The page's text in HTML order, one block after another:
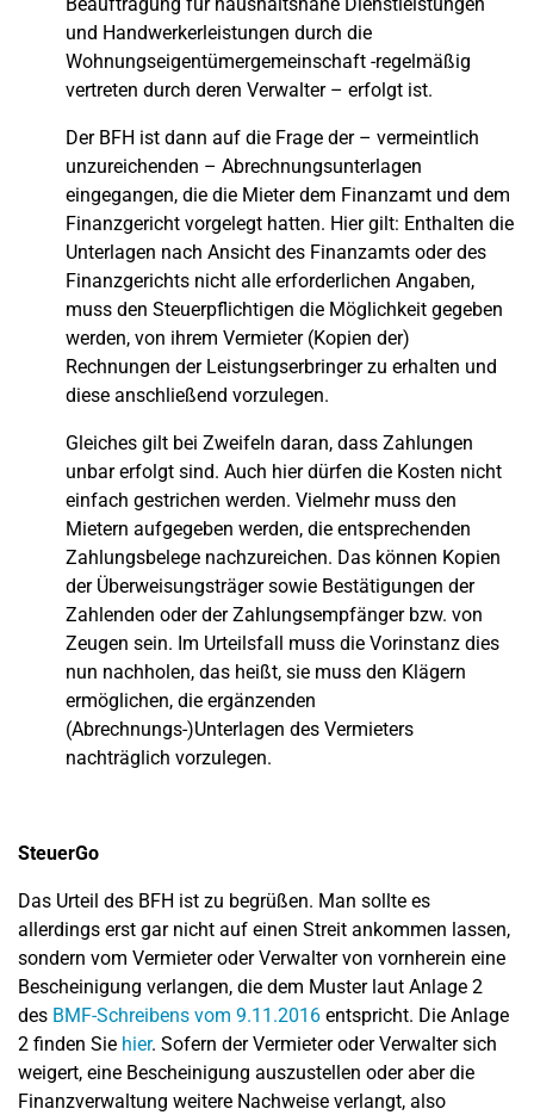
und Handwerkerleistungen durch die
Wohnungseigentümergemeinschaft -regelmäßig
vertreten durch deren Verwalter – erfolgt ist.
Der BFH ist dann auf die Frage der – vermeintlich
unzureichenden – Abrechnungsunterlagen
eingegangen, die die Mieter dem Finanzamt und dem
Finanzgericht vorgelegt hatten. Hier gilt: Enthalten die
Unterlagen nach Ansicht des Finanzamts oder des
Finanzgerichts nicht alle erforderlichen Angaben,
muss den Steuerpflichtigen die Möglichkeit gegeben
werden, von ihrem Vermieter (Kopien der)
Rechnungen der Leistungserbringer zu erhalten und
diese anschließend vorzulegen.
Gleiches gilt bei Zweifeln daran, dass Zahlungen
unbar erfolgt sind. Auch hier dürfen die Kosten nicht
einfach gestrichen werden. Vielmehr muss den
Mietern aufgegeben werden, die entsprechenden
Zahlungsbelege nachzureichen. Das können Kopien
der Überweisungsträger sowie Bestätigungen der
Zahlenden oder der Zahlungsempfänger bzw. von
Zeugen sein. Im Urteilsfall muss die Vorinstanz dies
nun nachholen, das heißt, sie muss den Klägern
ermöglichen, die ergänzenden
(Abrechnungs-)Unterlagen des Vermieters
nachträglich vorzulegen.
SteuerGo
Das Urteil des BFH ist zu begrüßen. Man sollte es
allerdings erst gar nicht auf einen Streit ankommen lassen,
sondern vom Vermieter oder Verwalter von vornherein eine
Bescheinigung verlangen, die dem Muster laut Anlage 2
des BMF-Schreibens vom 9.11.2016 entspricht. Die Anlage
2 finden Sie hier. Sofern der Vermieter oder Verwalter sich
weigert, eine Bescheinigung auszustellen oder aber die
Finanzverwaltung weitere Nachweise verlangt, also